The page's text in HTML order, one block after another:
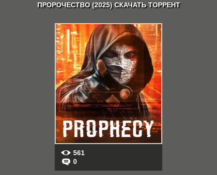
ПРОРОЧЕСТВО (2025) СКАЧАТЬ ТОРРЕНТ
561
0